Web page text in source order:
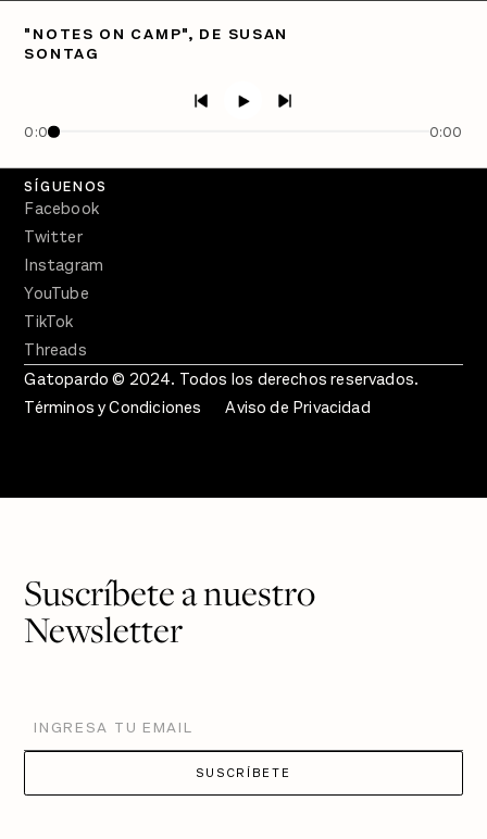
"NOTES ON CAMP", DE SUSAN
SONTAG
0:00 0:00
PÓDCASTS
Crecer en Distopía
SÍGUENOS
Facebook
Twitter
Instagram
YouTube
TikTok
Threads
Gatopardo © 2024. Todos los derechos reservados.
Términos y Condiciones
Aviso de Privacidad
Suscríbete a nuestro
Newsletter